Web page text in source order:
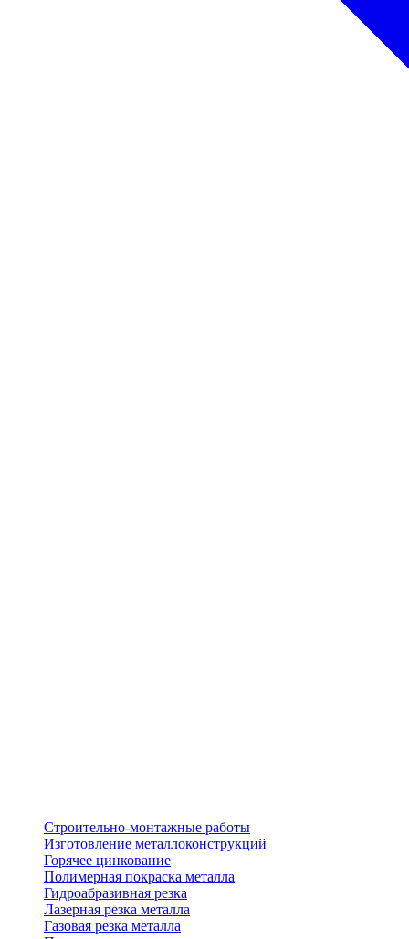
Строительно-монтажные работы
Изготовление металлоконструкций
Горячее цинкование
Полимерная покраска металла
Гидроабразивная резка
Лазерная резка металла
Газовая резка металла